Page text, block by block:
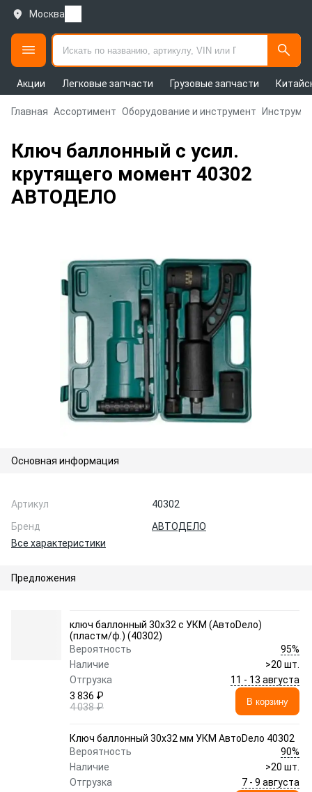
Москва
Акции Легковые запчасти Грузовые запчасти
Главная Ассортимент Оборудование и инструмент
Ключ баллонный с усил.
крутящего момент 40302
АВТОДЕЛО
Основная информация
Артикул
40302
Бренд
АВТОДЕЛО
Все характеристики
Предложения
ключ баллонный 30x32 с УКМ (АвтоDело)
(пластм/ф.) (40302)
Вероятность
95%
Наличие
>20 шт.
Отгрузка
11 - 13 августа
3 836 ₽
4 038 ₽
В корзину
Ключ баллонный 30x32 мм УКМ АвтоDело 40302
Вероятность
90%
Наличие
>20 шт.
Отгрузка
7 - 9 августа